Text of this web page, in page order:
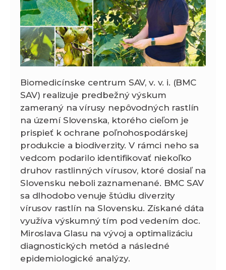
Biomedicínske centrum SAV, v. v. i. (BMC
SAV) realizuje predbežný výskum
zameraný na vírusy nepôvodných rastlín
na území Slovenska, ktorého cieľom je
prispieť k ochrane poľnohospodárskej
produkcie a biodiverzity. V rámci neho sa
vedcom podarilo identifikovať niekoľko
druhov rastlinných vírusov, ktoré dosiaľ na
Slovensku neboli zaznamenané. BMC SAV
sa dlhodobo venuje štúdiu diverzity
vírusov rastlín na Slovensku. Získané dáta
využíva výskumný tím pod vedením doc.
Miroslava Glasu na vývoj a optimalizáciu
diagnostických metód a následné
epidemiologické analýzy.